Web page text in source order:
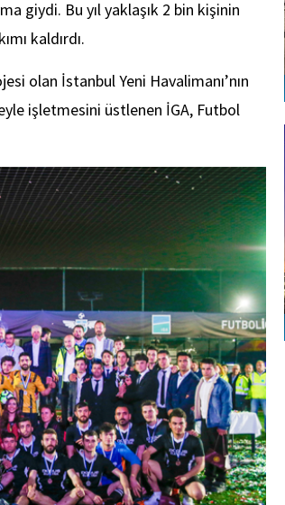
giydi. Bu yıl yaklaşık 2 bin kişinin
kaldırdı.
olan İstanbul Yeni Havalimanı’nın
işletmesini üstlenen İGA, Futbol